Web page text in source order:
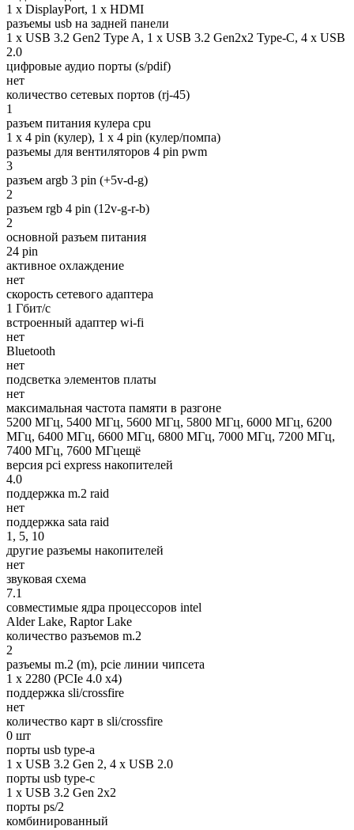
1 x DisplayPort, 1 x HDMI
разъемы usb на задней панели
1 x USB 3.2 Gen2 Type A, 1 x USB 3.2 Gen2x2 Type-C, 4 x USB
2.0
цифровые аудио порты (s/pdif)
нет
количество сетевых портов (rj-45)
1
разъем питания кулера cpu
1 x 4 pin (кулер), 1 x 4 pin (кулер/помпа)
разъемы для вентиляторов 4 pin pwm
3
разъем argb 3 pin (+5v-d-g)
2
разъем rgb 4 pin (12v-g-r-b)
2
основной разъем питания
24 pin
активное охлаждение
нет
скорость сетевого адаптера
1 Гбит/с
встроенный адаптер wi-fi
нет
Bluetooth
нет
подсветка элементов платы
нет
максимальная частота памяти в разгоне
5200 МГц, 5400 МГц, 5600 МГц, 5800 МГц, 6000 МГц, 6200
МГц, 6400 МГц, 6600 МГц, 6800 МГц, 7000 МГц, 7200 МГц,
7400 МГц, 7600 МГцещё
версия pci express накопителей
4.0
поддержка m.2 raid
нет
поддержка sata raid
1, 5, 10
другие разъемы накопителей
нет
звуковая схема
7.1
совместимые ядра процессоров intel
Alder Lake, Raptor Lake
количество разъемов m.2
2
разъемы m.2 (m), pcie линии чипсета
1 x 2280 (PCIe 4.0 x4)
поддержка sli/crossfire
нет
количество карт в sli/crossfire
0 шт
порты usb type-a
1 x USB 3.2 Gen 2, 4 x USB 2.0
порты usb type-c
1 x USB 3.2 Gen 2x2
порты ps/2
комбинированный